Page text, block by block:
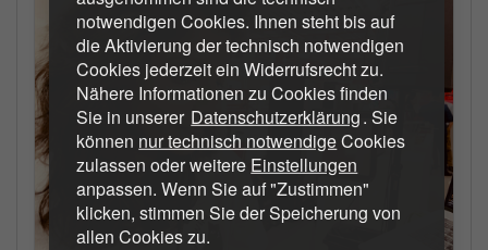
notwendigen Cookies. Ihnen steht bis auf
die Aktivierung der technisch notwendigen
Cookies jederzeit ein Widerrufsrecht zu.
Nähere Informationen zu Cookies finden
Sie in unserer Datenschutzerklärung. Sie
können nur technisch notwendigeCookies
zulassen oder weitere Einstellungen
anpassen. Wenn Sie auf "Zustimmen"
klicken, stimmen Sie der Speicherung von
allen Cookies zu.